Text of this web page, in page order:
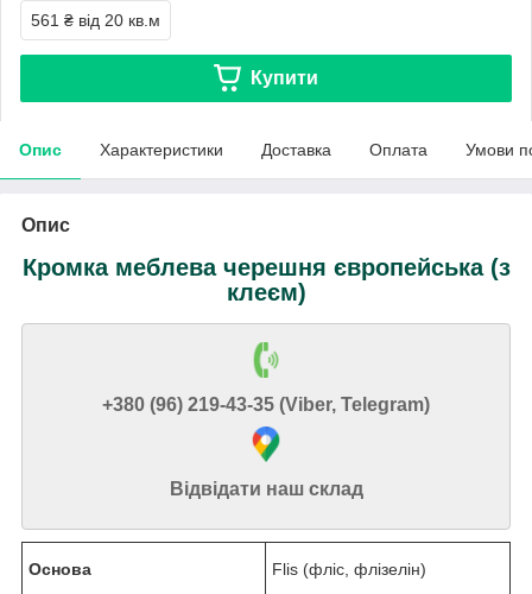
561 ₴ від 20 кв.м
Купити
Опис Характеристики Доставка Оплата Умови
Опис
Кромка меблева черешня європейська (з
клеєм)
+380 (96) 219-43-35 (Viber, Telegram)
Відвідати наш склад
Основа Flis (фліс, флізелін)